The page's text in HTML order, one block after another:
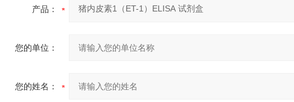
产品：
您的单位：
您的姓名：